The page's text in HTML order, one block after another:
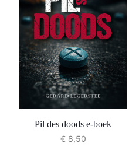
Pil des doods e-boek
€8,50